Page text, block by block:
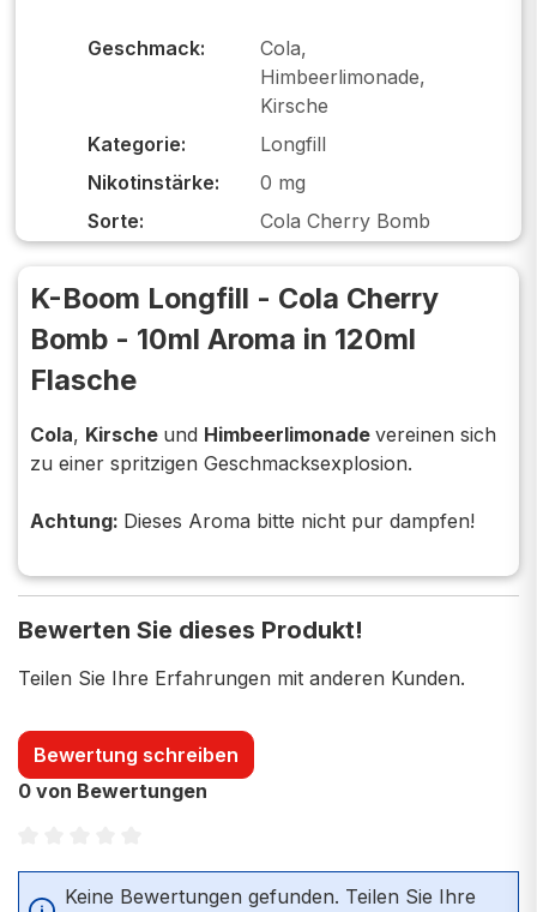
Geschmack:
Cola,
Himbeerlimonade,
Kirsche
Kategorie:
Longfill
Nikotinstärke:
0 mg
Sorte:
Cola Cherry Bomb
K-Boom Longfill - Cola Cherry
Bomb - 10ml Aroma in 120ml
Flasche
Cola, Kirsche und Himbeerlimonade vereinen sich
zu einer spritzigen Geschmacksexplosion.
Achtung: Dieses Aroma bitte nicht pur dampfen!
Bewerten Sie dieses Produkt!
Teilen Sie Ihre Erfahrungen mit anderen Kunden.
Bewertung schreiben
0 von Bewertungen
Durchschnittliche Bewertung von 0 von 5 Sternen
Keine Bewertungen gefunden. Teilen Sie Ihre